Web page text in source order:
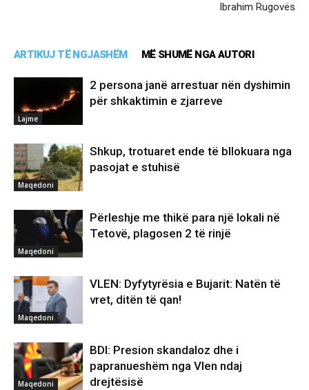
Ibrahim Rugovës
ARTIKUJ TË NGJASHËM MË SHUMË NGA AUTORI
Lajme
2 persona janë arrestuar nën dyshimin
për shkaktimin e zjarreve
Maqedoni
Shkup, trotuaret ende të bllokuara nga
pasojat e stuhisë
Maqedoni
Përleshje me thikë para një lokali në
Tetovë, plagosen 2 të rinjë
Maqedoni
VLEN: Dyfytyrësia e Bujarit: Natën të
vret, ditën të qan!
Maqedoni
BDI: Presion skandaloz dhe i
papranueshëm nga Vlen ndaj
drejtësisë